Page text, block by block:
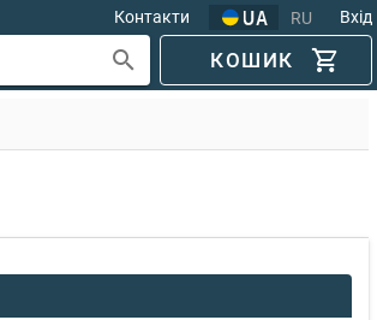
Вхід
RU
Контакти
КОШИК